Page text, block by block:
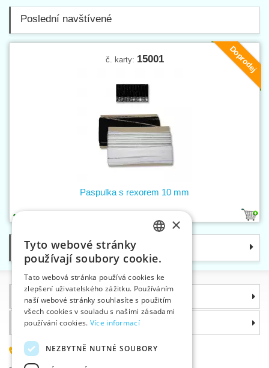
Poslední navštívené
Doprodej
č. karty: 15001
Paspulka s rexorem 10 mm
Kategorie
Informace
Proč si zvolit právě nás
585 051 217
ENGLISH
GERMAN
×
Tyto webové stránky
používají soubory cookie.
Tato webová stránka používá cookies ke
zlepšení uživatelského zážitku. Používáním
naší webové stránky souhlasíte s použitím
všech cookies v souladu s našimi zásadami
používání cookies. Více informací
NEZBYTNĚ NUTNÉ SOUBORY